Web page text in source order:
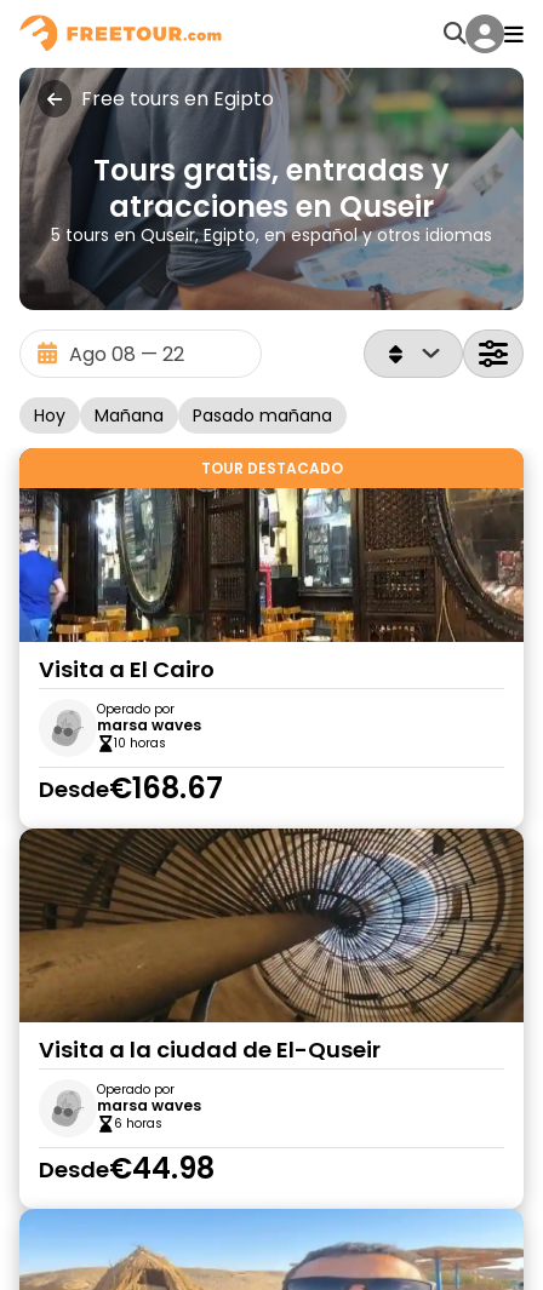
Free tours en Egipto
Tours gratis, entradas y
atracciones en Quseir
5 tours en Quseir, Egipto, en español y otros idiomas
Hoy Mañana Pasado mañana
TOUR DESTACADO
Visita a El Cairo
Operado por
marsa waves
10 horas
Desde€168.67
Visita a la ciudad de El-Quseir
Operado por
marsa waves
6 horas
Desde€44.98